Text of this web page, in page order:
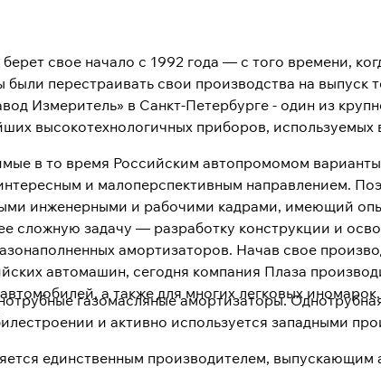
свое начало с 1992 года — с того времени,
перестраивать свои производства на выпуск
Измеритель» в Санкт-Петербурге - один из
высокотехнологичных приборов, используемых
в то время Российским автопромомом
и малоперспективным направлением.
инженерными и рабочими кадрами, имеющий
сложную задачу — разработку конструкции и
амортизаторов. Начав свое
автомашин, сегодня компания Плаза
а также для многих легковых иномарок.
газомасляные амортизаторы.
и активно используется западными
единственным производителем, выпускающим